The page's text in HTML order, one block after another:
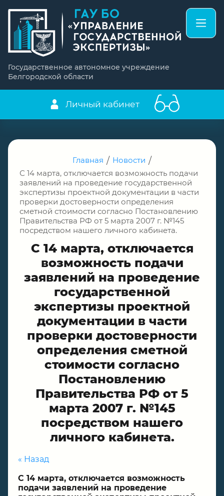
Государственное автономное учреждение
Белгородской области
Личный кабинет
Главная / Новости /
С 14 марта, отключается возможность подачи
заявлений на проведение государственной
экспертизы проектной документации в части
проверки достоверности определения
сметной стоимости согласно Постановлению
Правительства РФ от 5 марта 2007 г. №145
посредством нашего личного кабинета.
С 14 марта, отключается
возможность подачи
заявлений на проведение
государственной
экспертизы проектной
документации в части
проверки достоверности
определения сметной
стоимости согласно
Постановлению
Правительства РФ от 5
марта 2007 г. №145
посредством нашего
личного кабинета.
« Назад
С 14 марта, отключается возможность
подачи заявлений на проведение